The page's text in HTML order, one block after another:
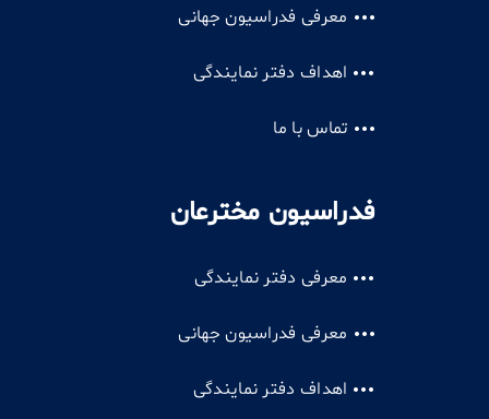
معرفی فدراسیون جهانی
اهداف دفتر نمایندگی
تماس با ما
فدراسیون مخترعان
معرفی دفتر نمایندگی
معرفی فدراسیون جهانی
اهداف دفتر نمایندگی